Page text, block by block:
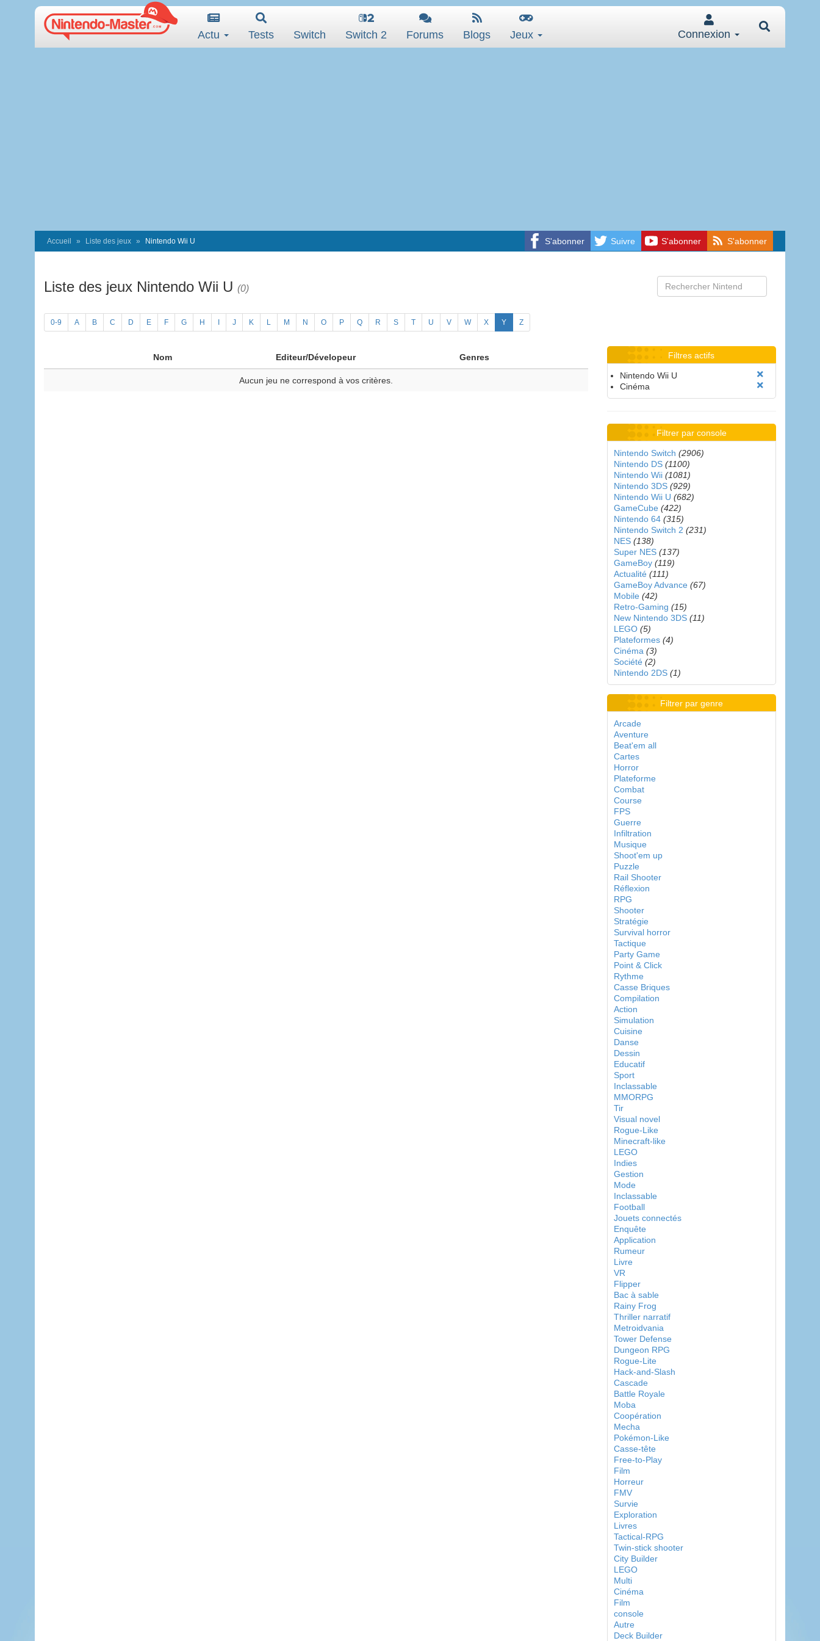
Actu Tests Switch Switch 2 Forums Blogs Jeux Connexion
S'abonner Suivre S'abonner S'abonner
Accueil Liste des jeux Nintendo Wii U
Liste des jeux Nintendo Wii U (0)
0-9 A B C D E F G H J K L M N O P Q R S T U V W X Y Z
Nom Editeur/Dévelopeur Genres
Aucun jeu ne correspond à vos critères.
Filtres actifs
Nintendo Wii U
Cinéma
Filtrer par console
Nintendo Switch (2906)
Nintendo DS (1100)
Nintendo Wii (1081)
Nintendo 3DS (929)
Nintendo Wii U (682)
GameCube (422)
Nintendo 64 (315)
Nintendo Switch 2 (231)
NES (138)
Super NES (137)
GameBoy (119)
Actualité (111)
GameBoy Advance (67)
Mobile (42)
Retro-Gaming (15)
New Nintendo 3DS (11)
LEGO (5)
Plateformes (4)
Cinéma (3)
Société (2)
Nintendo 2DS (1)
Filtrer par genre
Arcade
Aventure
Beat'em all
Cartes
Horror
Plateforme
Combat
Course
FPS
Guerre
Infiltration
Musique
Shoot'em up
Puzzle
Rail Shooter
Réflexion
RPG
Shooter
Stratégie
Survival horror
Tactique
Party Game
Point & Click
Rythme
Casse Briques
Compilation
Action
Simulation
Cuisine
Danse
Dessin
Educatif
Sport
Inclassable
MMORPG
Tir
Visual novel
Rogue-Like
Minecraft-like
LEGO
Indies
Gestion
Mode
Inclassable
Football
Jouets connectés
Enquête
Application
Rumeur
Livre
VR
Flipper
Bac à sable
Rainy Frog
Thriller narratif
Metroidvania
Tower Defense
Dungeon RPG
Rogue-Lite
Hack-and-Slash
Cascade
Battle Royale
Moba
Coopération
Mecha
Pokémon-Like
Casse-tête
Free-to-Play
Film
Horreur
FMV
Survie
Exploration
Livres
Tactical-RPG
Twin-stick shooter
City Builder
LEGO
Multi
Cinéma
Film
console
Autre
Deck Builder